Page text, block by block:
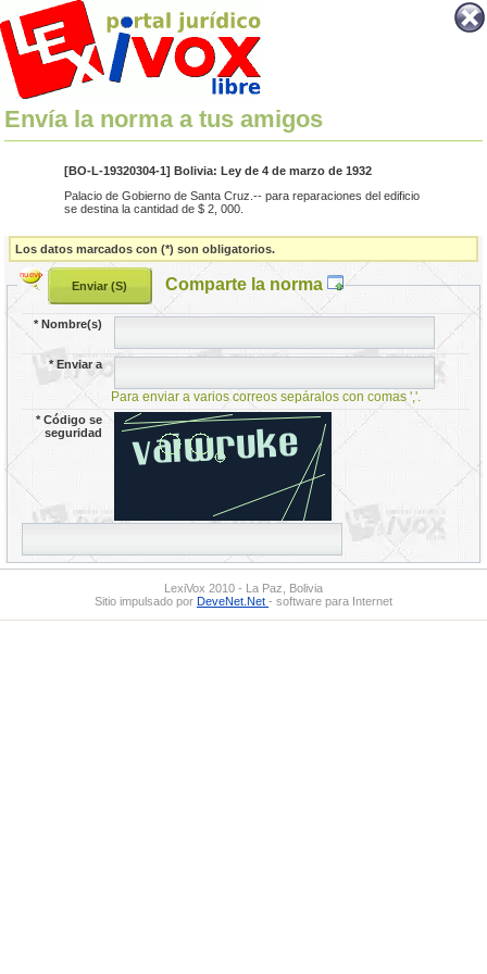
Envía la norma a tus amigos
[BO-L-19320304-1] Bolivia: Ley de 4 de marzo de 1932
Palacio de Gobierno de Santa Cruz.-- para reparaciones del edificio
se destina la cantidad de $ 2, 000.
Los datos marcados con (*) son obligatorios.
Comparte la norma
*Nombre(s)
*Enviar a
Para enviar a varios correos sepáralos con comas ','.
*Código se
seguridad
LexiVox 2010 - La Paz, Bolivia
Sitio impulsado por DeveNet.Net - software para Internet